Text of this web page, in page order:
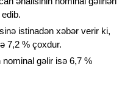
istinadən xəbər verir ki,
7,2 % çoxdur.
nominal gəlir isə 6,7 %